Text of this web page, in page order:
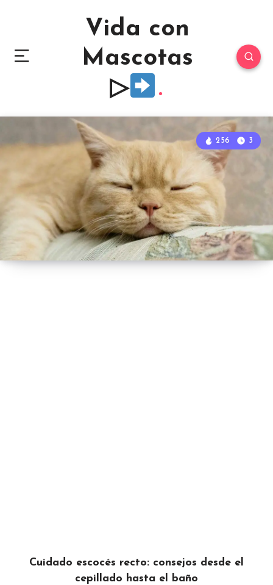
Vida con
Mascotas
▷
Cuidado escocés recto: consejos desde el
cepillado hasta el baño
256 3